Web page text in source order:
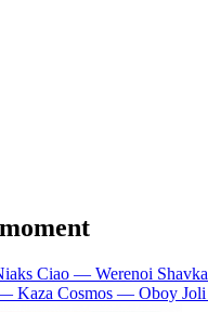
Ciao — Werenoi
Kaza Cosmos — Oboy